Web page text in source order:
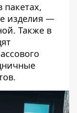
изделия —
Также в